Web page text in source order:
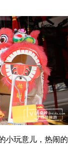
小玩意儿，热闹的